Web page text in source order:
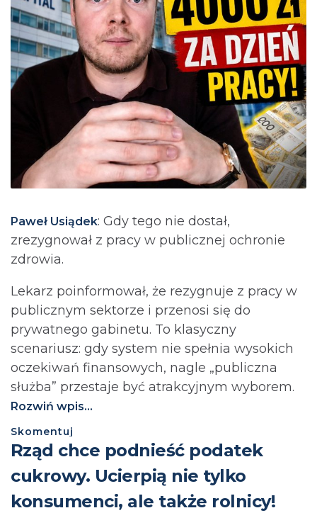
Paweł Usiądek: Gdy tego nie dostał,
zrezygnował z pracy w publicznej ochronie
zdrowia.
Lekarz poinformował, że rezygnuje z pracy w
publicznym sektorze i przenosi się do
prywatnego gabinetu. To klasyczny
scenariusz: gdy system nie spełnia wysokich
oczekiwań finansowych, nagle „publiczna
służba” przestaje być atrakcyjnym wyborem.
Rozwiń wpis...
Skomentuj
⁨Rząd chce podnieść podatek
cukrowy. Ucierpią nie tylko
konsumenci, ale także rolnicy!